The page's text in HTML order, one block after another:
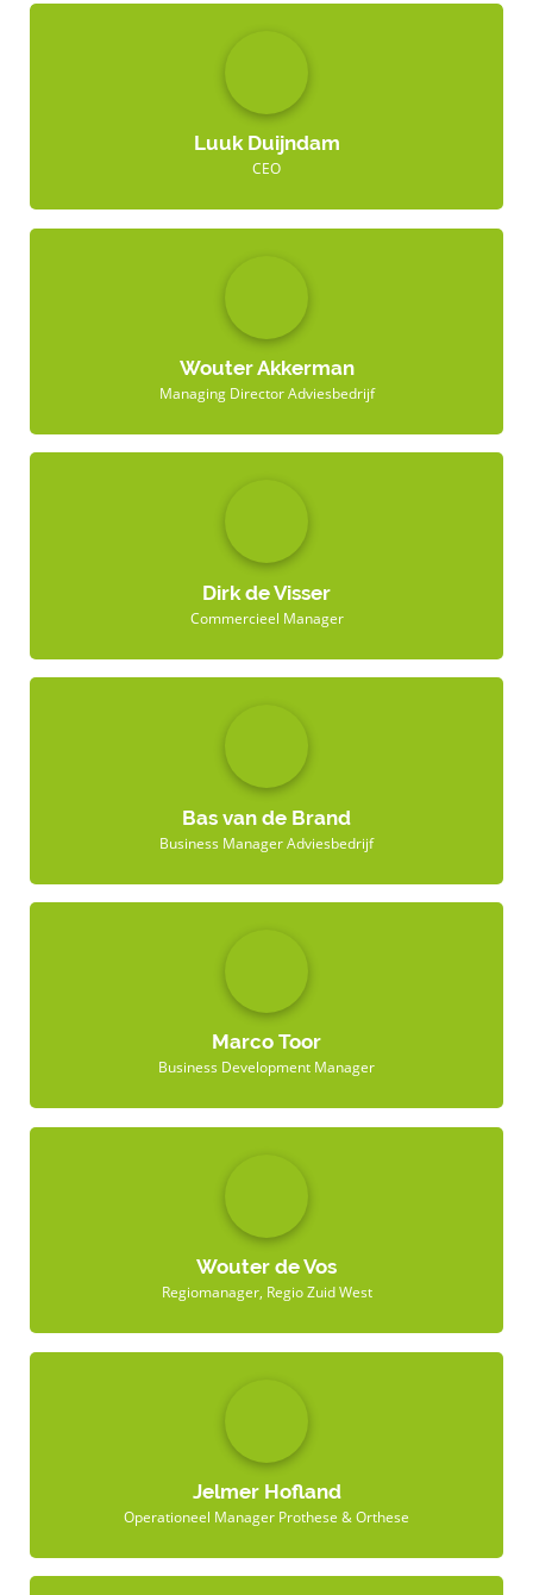
Luuk Duijndam
CEO
Wouter Akkerman
Managing Director Adviesbedrijf
Dirk de Visser
Commercieel Manager
Bas van de Brand
Business Manager Adviesbedrijf
Marco Toor
Business Development Manager
Wouter de Vos
Regiomanager, Regio Zuid West
Jelmer Hofland
Operationeel Manager Prothese & Orthese